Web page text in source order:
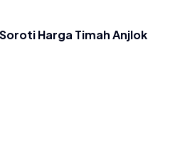
Harga Timah Anjlok